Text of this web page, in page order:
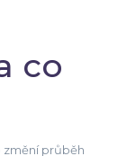
co
průběh